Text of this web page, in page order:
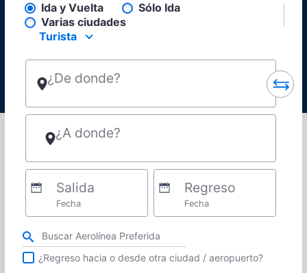
Pick your flight type
Ida y Vuelta
Sólo Ida
Varias ciudades
Select your preferred seating class.
Turista
¿De donde?
¿A donde?
Salida
Fecha
Regreso
Fecha
Refina tu búsqueda por aerolínea, ciudad o aeropuerto o vuelos directos
¿Regreso hacia o desde otra ciudad / aeropuerto?